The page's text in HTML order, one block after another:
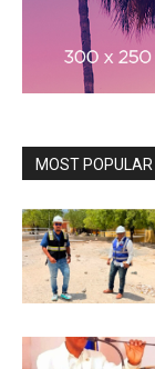
MOST POPULAR